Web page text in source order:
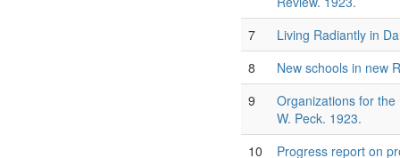
7
Living Radiantly in
8
New schools in new
9
Organizations for
W. Peck. 1923.
10
Progress report on